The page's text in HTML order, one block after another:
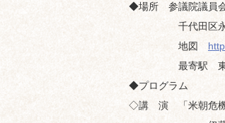
◆場所 参議院議員
千代田区永田
地図
最寄駅 東京メ
◆プログラム
◇講 演 「米朝危機